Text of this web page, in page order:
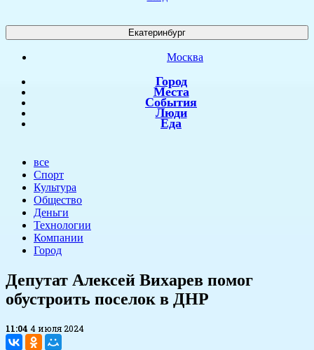
Екатеринбург
Москва
Город
Места
События
Люди
Еда
все
Спорт
Культура
Общество
Деньги
Технологии
Компании
Город
Депутат Алексей Вихарев помог
обустроить поселок в ДНР
11:04 4 июля 2024